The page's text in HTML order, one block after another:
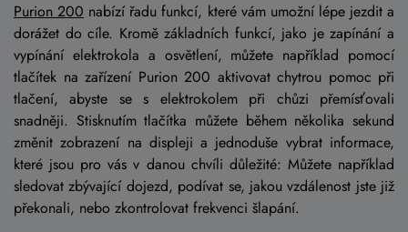
Purion 200 nabízí řadu funkcí, které vám umožní lépe jezdit a
dorážet do cíle. Kromě základních funkcí, jako je zapínání a
vypínání elektrokola a osvětlení, můžete například pomocí
tlačítek na zařízení Purion 200 aktivovat chytrou pomoc při
tlačení, abyste se s elektrokolem při chůzi přemísťovali
snadněji. Stisknutím tlačítka můžete během několika sekund
změnit zobrazení na displeji a jednoduše vybrat informace,
které jsou pro vás v danou chvíli důležité: Můžete například
sledovat zbývající dojezd, podívat se, jakou vzdálenost jste již
překonali, nebo zkontrolovat frekvenci šlapání.